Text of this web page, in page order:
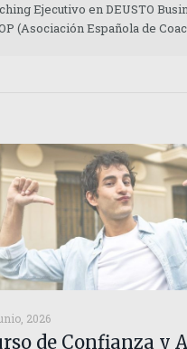
Ejecutivo en DEUSTO
(Asociación Española de
2026
de Confianza y